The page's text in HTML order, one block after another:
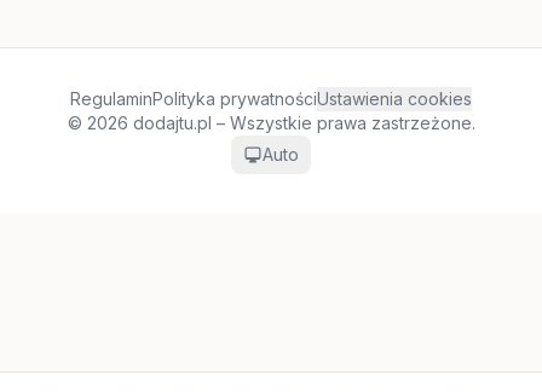
RegulaminPolityka prywatnościUstawienia cookies
© 2026 dodajtu.pl – Wszystkie prawa zastrzeżone.
Auto